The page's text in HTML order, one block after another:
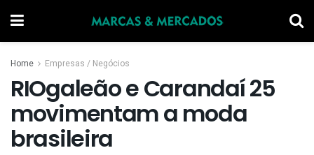
Home Empresas / Negócios
RIOgaleão e Carandaí 25
movimentam a moda
brasileira